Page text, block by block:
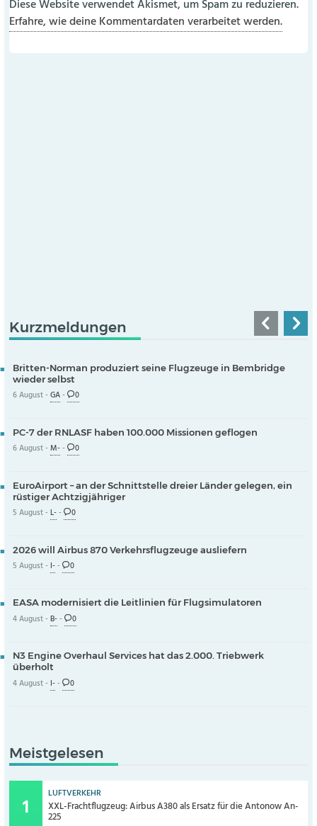
Diese Website verwendet Akismet, um Spam zu reduzieren.
Erfahre, wie deine Kommentardaten verarbeitet werden.
Kurzmeldungen
Britten-Norman produziert seine Flugzeuge in Bembridge
wieder selbst
6 August -GA- 0
PC-7 der RNLASF haben 100.000 Missionen geflogen
6 August -M-- 0
EuroAirport – an der Schnittstelle dreier Länder gelegen, ein
rüstiger Achtzigjähriger
5 August -L-- 0
2026 will Airbus 870 Verkehrsflugzeuge ausliefern
5 August - I-- 0
EASA modernisiert die Leitlinien für Flugsimulatoren
4 August -B-- 0
N3 Engine Overhaul Services hat das 2.000. Triebwerk
überholt
4 August - I-- 0
Meistgelesen
LUFTVERKEHR
XXL-Frachtflugzeug: Airbus A380 als Ersatz für die Antonow An-
225